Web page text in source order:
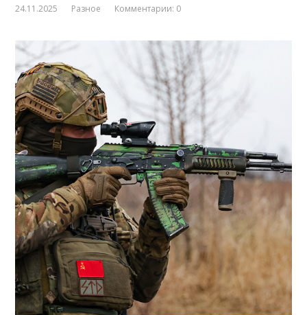
24.11.2025 Разное Комментарии: 0